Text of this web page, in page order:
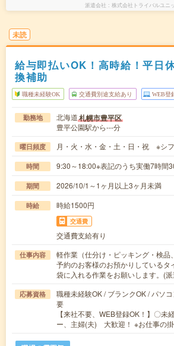
派遣会社 株式会社トライバルユニ
未読
給与即払いOK！高時給！平日
換補助
職種未経験OK 交通費別途支給あり WEB登
勤務地 北海道札幌市豊平区
豊平公園駅から---分
曜日頻度 月・火・水・金・土・日・祝 ※シ
時間 9:30～18:00※表記のうち実働7時間
期間 2026/10/1～1ヶ月以上3ヶ月未満
時給 時給1500円
交通費
交通費支給有り
仕事内容
軽作業（仕分け・ピッキング・検品
予約のお客様のお預かりしているタ
袋に入れる作業をお願いします。(
応募資格
職種未経験OK / ブランクOK / パソ
要
【来社不要、WEB登録OK！】〇未
ー、主婦(夫) 大歓迎！ ※お仕事の